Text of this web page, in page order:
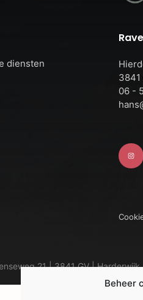
Beheer
diensten
3841
06 -
21 | 3841 GV | Harderwijk